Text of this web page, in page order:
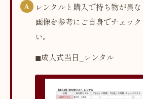
レンタルと購入で持ち物が異
画像を参考にご自身でチェッ
い。
◼︎成人式当日_レンタル